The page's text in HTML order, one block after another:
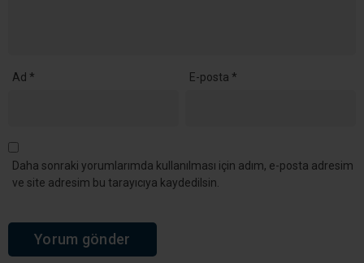
Ad * E-posta *
Daha sonraki yorumlarımda kullanılması için adım, e-posta adresim
ve site adresim bu tarayıcıya kaydedilsin.